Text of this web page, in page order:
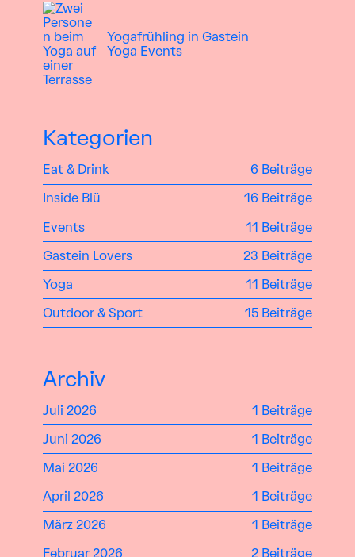
Yogafrühling in Gastein
Yoga Events
Kategorien
Eat & Drink
6 Beiträge
Inside Blü
16 Beiträge
Events
11 Beiträge
Gastein Lovers
23 Beiträge
Yoga
11 Beiträge
Outdoor & Sport
15 Beiträge
Archiv
Juli 2026
1 Beiträge
Juni 2026
1 Beiträge
Mai 2026
1 Beiträge
April 2026
1 Beiträge
März 2026
1 Beiträge
Februar 2026
2 Beiträge